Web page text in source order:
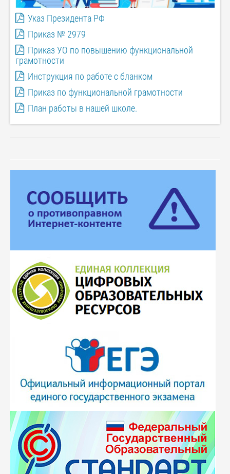
Указ Президента РФ
Приказ № 2979
Приказ УО по повышению функциональной
грамотности
Инструкция по работе с бланком
Приказ по функциональной грамотности
План работы в нашей школе.